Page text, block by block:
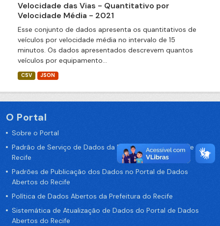
Velocidade das Vias - Quantitativo por
Velocidade Média - 2021
Esse conjunto de dados apresenta os quantitativos de
veículos por velocidade média no intervalo de 15
minutos. Os dados apresentados descrevem quantos
veículos por equipamento...
CSV JSON
O Portal
Sobre o Portal
Padrão de Serviço de Dados da Prefeitura da Cidade de
Recife
Padrões de Publicação dos Dados no Portal de Dados
Abertos do Recife
Política de Dados Abertos da Prefeitura do Recife
Sistemática de Atualização de Dados do Portal de Dados
Abertos do Recife